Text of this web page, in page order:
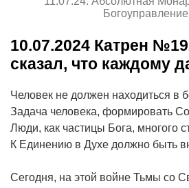
10.07.2024 Катрен
сказал, что каждому
Человек не должен находиться в
Задача человека, формировать
Люди, как частицы Бога, многого
К Единению в Духе должно быть
Сегодня, на этой войне Тьмы со